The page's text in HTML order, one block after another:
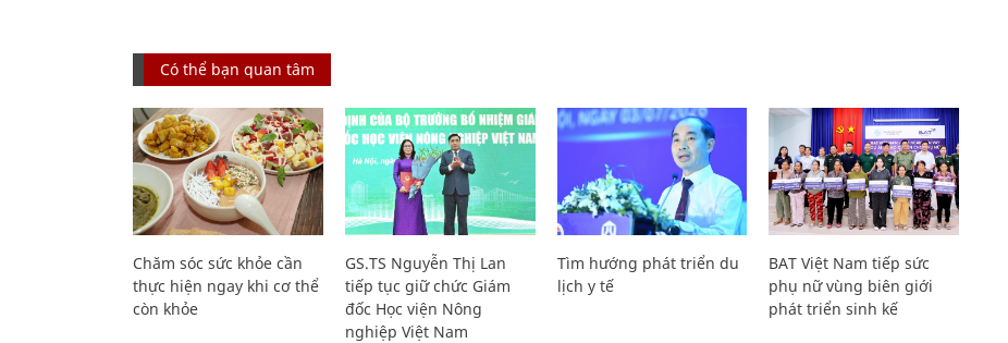
Có thể bạn quan tâm
Chăm sóc sức khỏe cần
thực hiện ngay khi cơ thể
còn khỏe
GS.TS Nguyễn Thị Lan
tiếp tục giữ chức Giám
đốc Học viện Nông
nghiệp Việt Nam
Tìm hướng phát triển du
lịch y tế
BAT Việt Nam tiếp sức
phụ nữ vùng biên giới
phát triển sinh kế